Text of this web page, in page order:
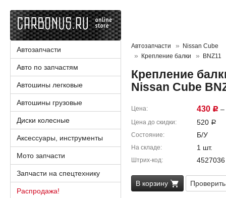
Автозапчасти
Nissan Cube
Крепление балки
BNZ11
Крепление
Nissan Cube
Цена 430 Р –
Цена до скидки 520 Р
Состояние Б/У
На складе 1 шт.
Штрих-код 4527036
В корзину
Автозапчасти
Авто по запчастям
Автошины легковые
Автошины грузовые
Диски колесные
Аксессуары, инструменты
Мото запчасти
Запчасти на спецтехнику
Распродажа!